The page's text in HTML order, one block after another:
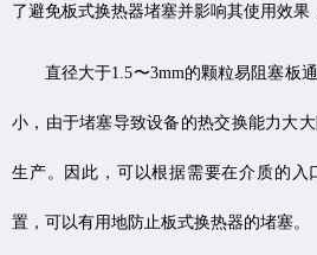
了避免板式换热器堵塞并影响其使用效果
直径大于1.5〜3mm的颗粒易阻塞板
小，由于堵塞导致设备的热交换能力大
生产。因此，可以根据需要在介质的入
置，可以有用地防止板式换热器的堵塞。